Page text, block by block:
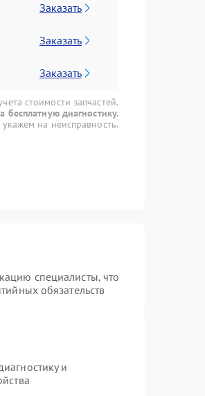
Заказать
Заказать
Заказать
стоимости запчастей.
бесплатную диагностику.
на неисправность.
специалисты, что
обязательств
и